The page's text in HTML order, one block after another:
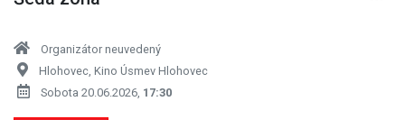
Organizátor neuvedený
Hlohovec, Kino Úsmev Hlohovec
Sobota 20.06.2026, 17:30